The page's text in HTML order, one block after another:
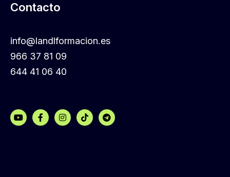
Contacto
info@landlformacion.es
966 37 81 09
644 41 06 40